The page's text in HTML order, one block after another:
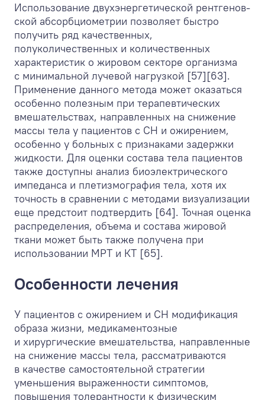
Использование двухэнергетической рентгенов-
ской абсорбциометрии позволяет быстро
получить ряд качественных,
полуколичественных и количественных
характеристик о жировом секторе организма
с минимальной лучевой нагрузкой [57][63].
Применение данного метода может оказаться
особенно полезным при терапевтических
вмешательствах, направленных на снижение
массы тела у пациентов с СН и ожирением,
особенно у больных с признаками задержки
жидкости. Для оценки состава тела пациентов
также доступны анализ биоэлектрического
импеданса и плетизмография тела, хотя их
точность в сравнении с методами визуализации
еще предстоит подтвердить [64]. Точная оценка
распределения, объема и состава жировой
ткани может быть также получена при
использовании МРТ и КТ [65].
Особенности лечения
У пациентов с ожирением и СН модификация
образа жизни, медикаментозные
и хирургические вмешательства, направленные
на снижение массы тела, рассматриваются
в качестве самостоятельной стратегии
уменьшения выраженности симптомов,
повышения толерантности к физическим